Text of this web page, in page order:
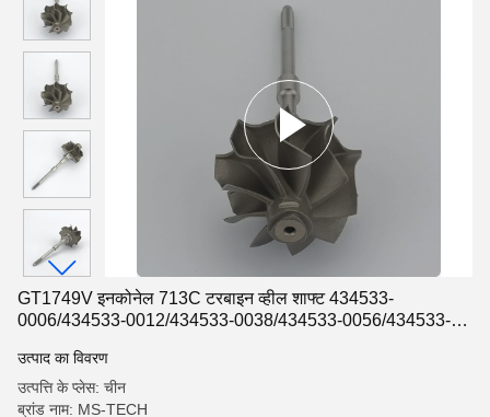
GT1749V इनकोनेल 713C टरबाइन व्हील शाफ्ट 434533-
0006/434533-0012/434533-0038/434533-0056/434533-
उत्पाद का विवरण
उत्पत्ति के प्लेस: चीन
ब्रांड नाम: MS-TECH